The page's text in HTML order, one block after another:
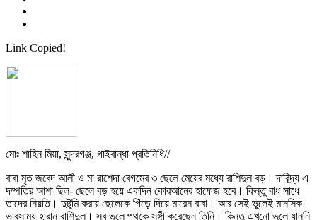
Link Copied!
মোঃ শাহিন মিয়া, সুন্দরগঞ্জ, গাইবান্ধা প্রতিনিধি//
বাবা মৃত জবেদ আলী ও মা রাশেদা বেগমের ৩ ছেলে মেয়ের মধ্যে রাশিদুল বড়। দারিদ্র্য এ
দম্পতির আশা ছিল- ছেলে বড় হয়ে একদিন কোরআনের হাফেজ হবে। কিন্তু বাধ সাধে
তাদের নিয়তি। দুষ্টুমি করায় ছেলেকে পিঁড়ে দিয়ে মারেন বাবা। আর সেই ভুলেই মানসিক
ভারসাম্য হারান রাশিদুল। সব ভুলে পথকে সঙ্গী করেছেন তিনি। কিন্তু এখনো ভুলে যাননি